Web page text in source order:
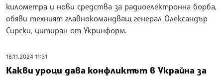
километра и нови средства за радиоелектронна борба,
обяви техният главнокомандващ генерал Олександър
Сирски, цитиран от Укринформ.
18.11.2024 11:31
Какви уроци дава конфликтът в Украйна за